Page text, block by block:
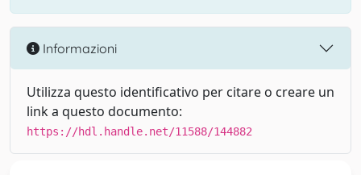
Informazioni
Utilizza questo identificativo per citare o creare un
link a questo documento:
https://hdl.handle.net/11588/144882